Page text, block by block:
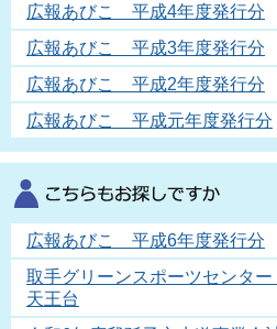
広報あびこ 平成4年度発行分
広報あびこ 平成3年度発行分
広報あびこ 平成2年度発行分
広報あびこ 平成元年度発行分
広報あびこ 平成6年度発行分
取手グリーンスポーツセンタ
天王台